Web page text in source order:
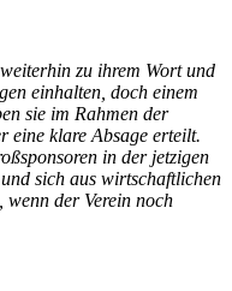
zu ihrem Wort und
einhalten, doch einem
sie im Rahmen der
eine klare Absage erteilt.
in der jetzigen
sich aus wirtschaftlichen
wenn der Verein noch